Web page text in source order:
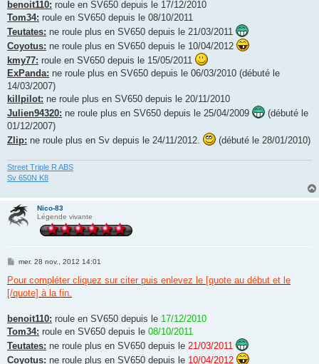
benoit110: roule en SV650 depuis le 17/12/2010
Tom34: roule en SV650 depuis le 08/10/2011
Teutates: ne roule plus en SV650 depuis le 21/03/2011
Coyotus: ne roule plus en SV650 depuis le 10/04/2012
kmy77: roule en SV650 depuis le 15/05/2011
ExPanda: ne roule plus en SV650 depuis le 06/03/2010 (débuté le
14/03/2007)
killpilot: ne roule plus en SV650 depuis le 20/11/2010
Julien94320: ne roule plus en SV650 depuis le 25/04/2009
(débuté le
01/12/2007)
Zlip: ne roule plus en Sv depuis le 24/11/2012. (débuté le 28/01/2010)
Street Triple R ABS
Sv 650N K8
Nico-83
Légende vivante
M
s
s
a
mer. 28 nov., 2012 14:01
Pour compléter cliquez sur citer puis enlevez le [quote au début et le
[/quote] à la fin.
benoit110: roule en SV650 depuis le 17/12/2010
Tom34: roule en SV650 depuis le 08/10/2011
Teutates: ne roule plus en SV650 depuis le 21/03/2011
Coyotus: ne roule plus en SV650 depuis le 10/04/2012